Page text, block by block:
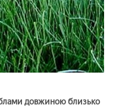
довжиною близько